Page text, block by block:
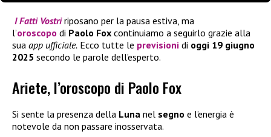
I Fatti Vostririposano per la pausa estiva, ma
l’oroscopo di Paolo Fox continuiamo a seguirlo grazie alla
sua app ufficiale. Ecco tutte le previsioni di oggi 19 giugno
2025 secondo le parole dell’esperto.
Ariete, l’oroscopo di Paolo Fox
Si sente la presenza della Luna nel segno e l’energia è
notevole da non passare inosservata.